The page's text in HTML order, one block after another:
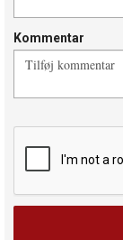
Kommentar